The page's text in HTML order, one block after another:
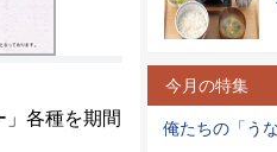
各種を期間
今月の特集
俺たちの「う